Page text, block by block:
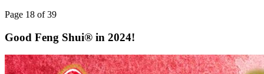
Page 18 of 39
Good Feng Shui® in 2024!